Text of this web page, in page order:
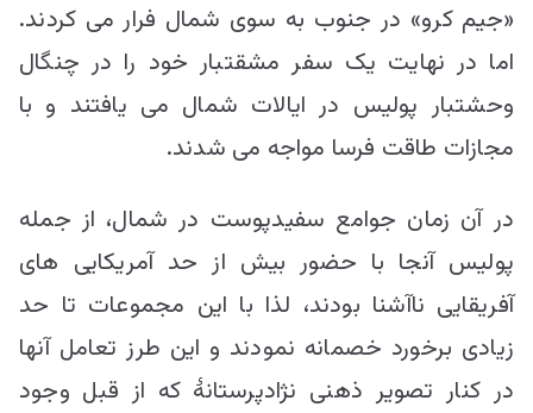
«جیم کرو» در جنوب به سوی شمال فرار می کردند.
اما در نهایت یک سفر مشقتبار خود را در چنگال
وحشتبار پولیس در ایالات شمال می یافتند و با
مجازات طاقت فرسا مواجه می شدند.
در آن زمان جوامع سفیدپوست در شمال، از جمله
پولیس آنجا با حضور بیش از حد آمریکایی های
آفریقایی ناآشنا بودند، لذا با این مجموعات تا حد
زیادی برخورد خصمانه نمودند و این طرز تعامل آنها
در کنار تصویر ذهنی نژادپرستانۀ که از قبل وجود